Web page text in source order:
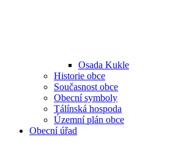
Osada Kukle
Historie obce
Současnost obce
Obecní symboly
Tálínská hospoda
Územní plán obce
Obecní úřad